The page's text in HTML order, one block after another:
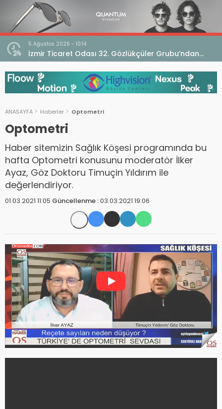
5 Ağustos 2026 - 10:14
İzmir Ticaret Odası 32. Gözlükçüler Grubu’ndan
TEBD II DigitaliSME Dijital Dönüşüm Projesi açıklaması
ANASAYFA Haberler Optometri
Optometri
Haber sitemizin Sağlık Köşesi programında bu
hafta Optometri konusunu moderatör İlker
Ayaz, Göz Doktoru Timuçin Yıldırım ile
değerlendiriyor.
01.03.2021 11:05 Güncellenme :03.03.2021 19:06